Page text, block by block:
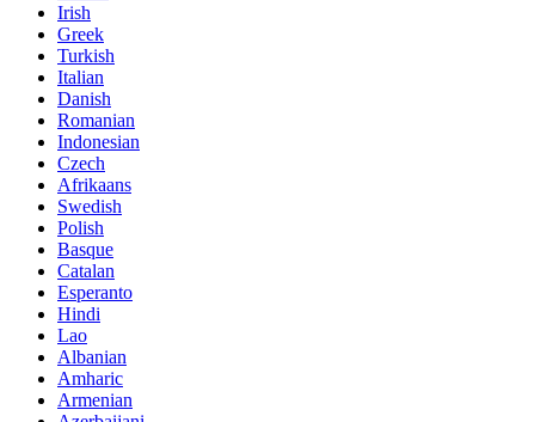
Irish
Greek
Turkish
Italian
Danish
Romanian
Indonesian
Czech
Afrikaans
Swedish
Polish
Basque
Catalan
Esperanto
Hindi
Lao
Albanian
Amharic
Armenian